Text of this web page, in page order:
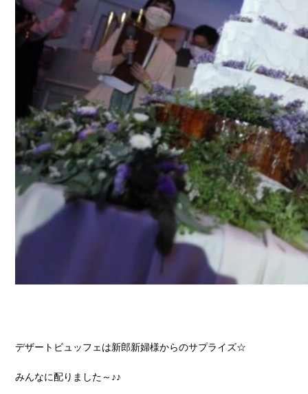
デザートビュッフェは新郎新婦様からのサプライズ☆
みんなに配りました～♪♪